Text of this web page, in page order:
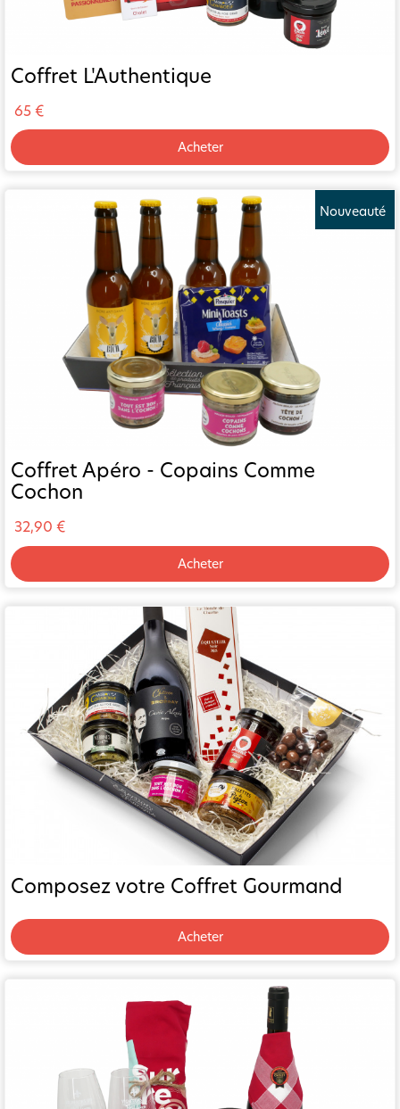
Coffret L'Authentique
65 €
Acheter
Coffret Apéro - Copains Comme
Cochon
Nouveauté
32,90 €
Acheter
Composez votre Coffret Gourmand
Acheter